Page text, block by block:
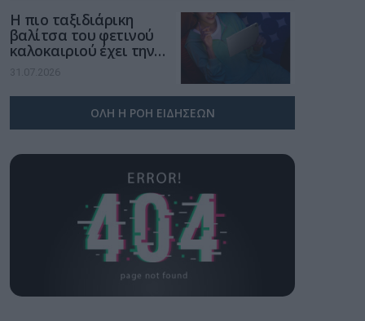
Η πιο ταξιδιάρικη
βαλίτσα του φετινού
καλοκαιριού έχει την
υπογραφή της Xiaomi
31.07.2026
ΟΛΗ Η ΡΟΗ ΕΙΔΗΣΕΩΝ